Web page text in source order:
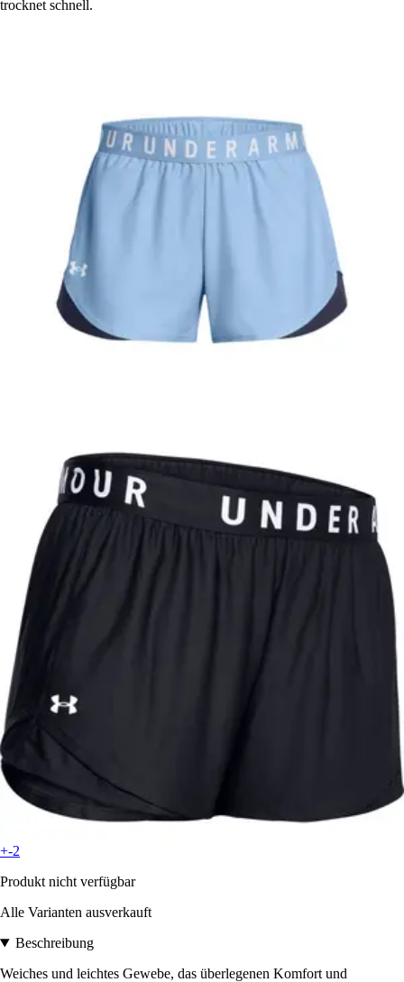
trocknet schnell.
+-2
Produkt nicht verfügbar
Alle Varianten ausverkauft
Beschreibung
Weiches und leichtes Gewebe, das überlegenen Komfort und